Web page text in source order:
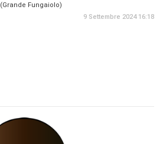
(Grande Fungaiolo)
9 Settembre 2024 16:18